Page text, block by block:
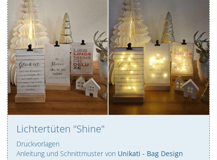
Lichtertüten "Shine"
Druckvorlagen
Anleitung und Schnittmuster von Unikati - Bag Design